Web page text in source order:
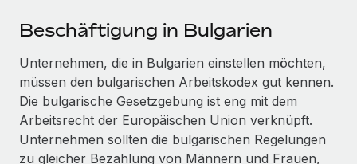
Tools
DIENSTLEISTUNGEN
Frag unsere Expert:innen
Hilfe von Expert:innen für globale HR & Compliance
Partner werden
Entdecke die Möglichkeiten einer Partnerschaft
Remote Build
Demnächst verfügbar
Beratung zu Integrationen und KI-Automatisierung
Events
Newsroom
Informationen zu Gehältern und Qualifikationen
Insights Center
Hol dir Unterstützung
Beschäftigung in Bulgarien
Unternehmen, die in Bulgarien einstellen möchten,
müssen den bulgarischen Arbeits­kodex gut kennen.
Die bulgarische Gesetzgebung ist eng mit dem
Arbeitsrecht der Europäischen Union verknüpft.
Unternehmen sollten die bulgarischen Regelungen
zu gleicher Bezahlung von Männern und Frauen,